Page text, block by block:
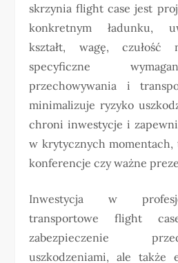
skrzynia flight case jest
konkretnym ładunku,
kształt, wagę, czułość
specyficzne
przechowywania i
minimalizuje ryzyko
chroni inwestycje i
w krytycznych
konferencje czy ważne
Inwestycja w
transportowe flight
zabezpieczenie
uszkodzeniami, ale także